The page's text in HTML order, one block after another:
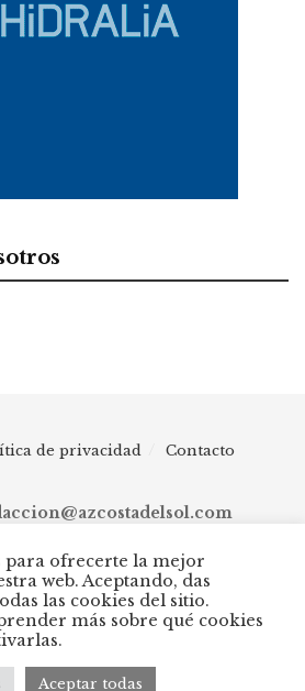
de privacidad Contacto
- Diario digital de Málaga capital hasta
Benalmádena, Fuengirola,
Benahavís, Estepona y Casares.
para ofrecerte la mejor
web. Aceptando, das
las cookies del sitio.
más sobre qué cookies
Aceptar todas